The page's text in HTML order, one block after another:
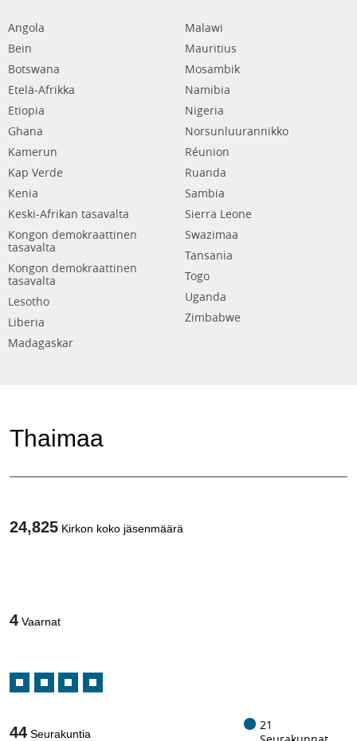
Angola
Bein
Botswana
Etelä-Afrikka
Etiopia
Ghana
Kamerun
Kap Verde
Kenia
Keski-Afrikan tasavalta
Kongon demokraattinen
tasavalta
Kongon demokraattinen
tasavalta
Lesotho
Liberia
Madagaskar
Malawi
Mauritius
Mosambik
Namibia
Nigeria
Norsunluurannikko
Réunion
Ruanda
Sambia
Sierra Leone
Swazimaa
Tansania
Togo
Uganda
Zimbabwe
Thaimaa
24,825 Kirkon koko jäsenmäärä
4 Vaarnat
44 Seurakuntia
21